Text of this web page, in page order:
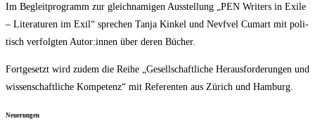
Im Begleit­pro­gramm zur gleich­na­mi­gen Aus­stel­lung „PEN Wri­ters in Exi­le
– Lite­ra­tu­ren im Exil“ spre­chen Tan­ja Kin­kel und Nevf­vel Cum­art mit poli­
tisch ver­folg­ten Autor:innen über deren Bücher.
Fort­ge­setzt wird zudem die Rei­he „Gesell­schaft­li­che Her­aus­for­de­run­gen und
wis­sen­schaft­li­che Kom­pe­tenz“ mit Refe­ren­ten aus Zürich und Hamburg.
Neue­run­gen